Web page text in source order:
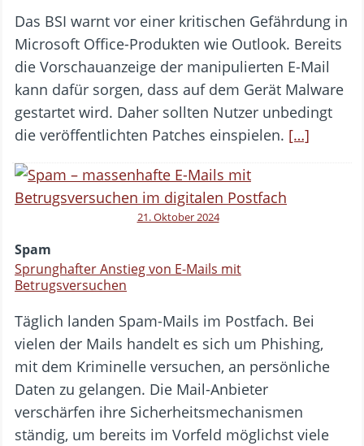
Das BSI warnt vor einer kritischen Gefährdung in
Microsoft Office-Produkten wie Outlook. Bereits
die Vorschauanzeige der manipulierten E-Mail
kann dafür sorgen, dass auf dem Gerät Malware
gestartet wird. Daher sollten Nutzer unbedingt
die veröffentlichten Patches einspielen. […]
21. Oktober 2024
Spam
Sprunghafter Anstieg von E-Mails mit
Betrugsversuchen
Täglich landen Spam-Mails im Postfach. Bei
vielen der Mails handelt es sich um Phishing,
mit dem Kriminelle versuchen, an persönliche
Daten zu gelangen. Die Mail-Anbieter
verschärfen ihre Sicherheitsmechanismen
ständig, um bereits im Vorfeld möglichst viele